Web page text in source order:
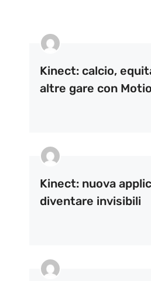
Kinect: calcio,
altre gare con
Kinect: nuova
diventare invisibili